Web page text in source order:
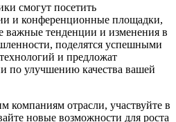
смогут посетить
и конференционные площадки,
важные тенденции и изменения в
поделятся успешными
и предложат
по улучшению качества вашей
компаниям отрасли, участвуйте в
новые возможности для роста